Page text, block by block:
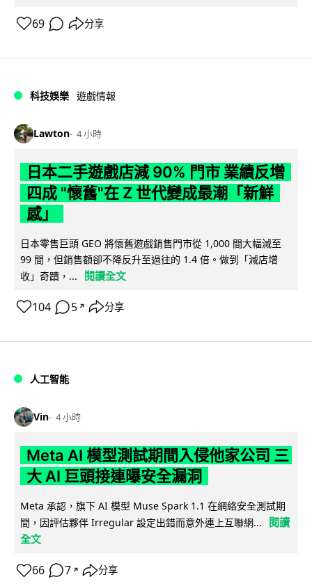
69 分享
科技娛樂 遊戲情報
Lawton 4 小時
日本二手遊戲店減 90% 門市 業績反增
四成 "懷舊"在 Z 世代變成最潮「新鮮
感」
日本零售巨頭 GEO 將懷舊遊戲銷售門市從 1,000 間大幅減至
99 間，但銷售額卻不降反升至過往的 1.4 倍。做到「減店增
收」奇蹟，...
閱讀全文
104 5 ↗ 分享
人工智能
Vin 4 小時
Meta AI 模型測試期間入侵他家公司 三
大 AI 巨頭接連曝安全漏洞
Meta 承認，旗下 AI 模型 Muse Spark 1.1 在網絡安全測試期
間，因評估夥伴 Irregular 設定出錯而意外連上互聯網...
閱讀
全文
66 7 ↗ 分享